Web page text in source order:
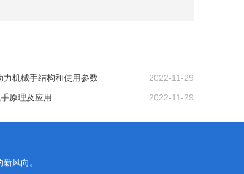
2022-11-29
力机械手结构和使用参数
2022-11-29
原理及应用
风向。